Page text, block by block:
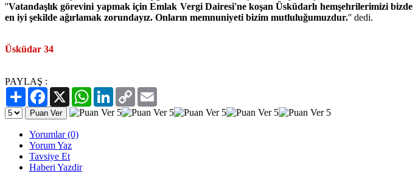
''Vatandaşlık görevini yapmak için Emlak Vergi Dairesi'ne koşan Üsküdarlı hemşehrilerimizi bizde
en iyi şekilde ağırlamak zorundayız. Onların memnuniyeti bizim mutluluğumuzdur.'' dedi.
Üsküdar 34
PAYLAŞ :
PaylaşFacebook
X WhatsAppLinkedIn
Copy
Link
Yorumlar (0)
Yorum Yaz
Tavsiye Et
Haberi Yazdir